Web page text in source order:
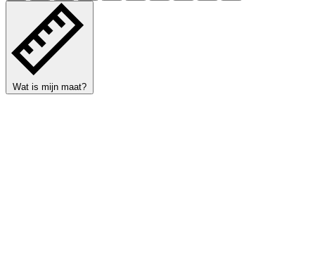
Wat is mijn maat?